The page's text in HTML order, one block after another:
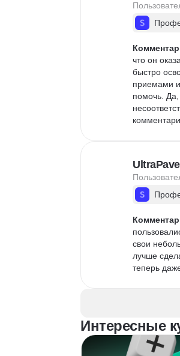
После
курсы,
что он
быстро
приемами
помочь.
свои
лучше
теперь
Интересные